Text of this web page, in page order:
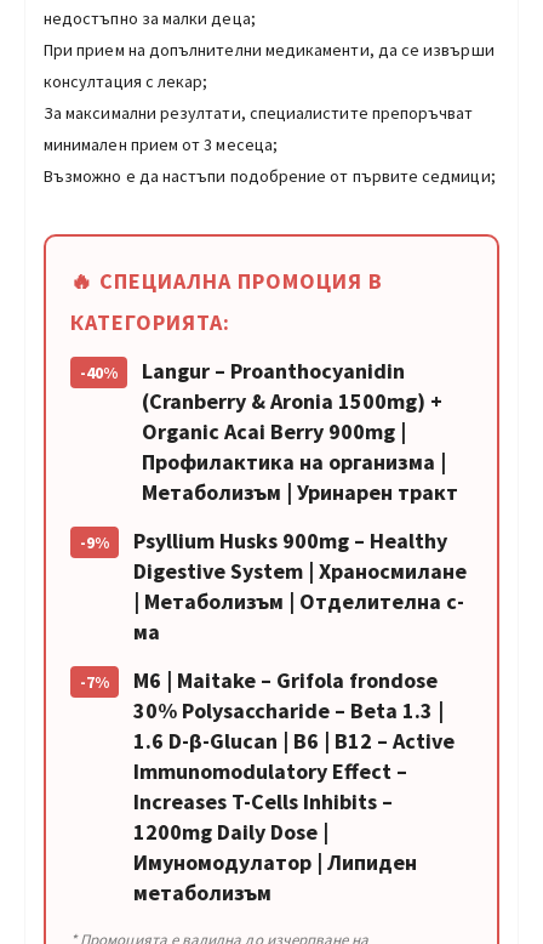
недостъпно за малки деца;
При прием на допълнителни медикаменти, да се извърши
консултация с лекар;
За максимални резултати, специалистите препоръчват
минимален прием от 3 месеца;
Възможно е да настъпи подобрение от първите седмици;
🔥 СПЕЦИАЛНА ПРОМОЦИЯ В
КАТЕГОРИЯТА:
-40%
Langur – Proanthocyanidin
(Cranberry & Aronia 1500mg) +
Organic Acai Berry 900mg |
Профилактика на организма |
Метаболизъм | Уринарен тракт
-9%
Psyllium Husks 900mg – Healthy
Digestive System | Храносмилане
| Метаболизъм | Отделителна с-
ма
-7%
M6 | Maitake – Grifola frondose
30% Polysaccharide – Beta 1.3 |
1.6 D-β-Glucan | B6 | B12 – Active
Immunomodulatory Effect –
Increases T-Cells Inhibits –
1200mg Daily Dose |
Имуномодулатор | Липиден
метаболизъм